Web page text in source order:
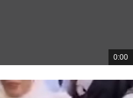
總
共
0:00